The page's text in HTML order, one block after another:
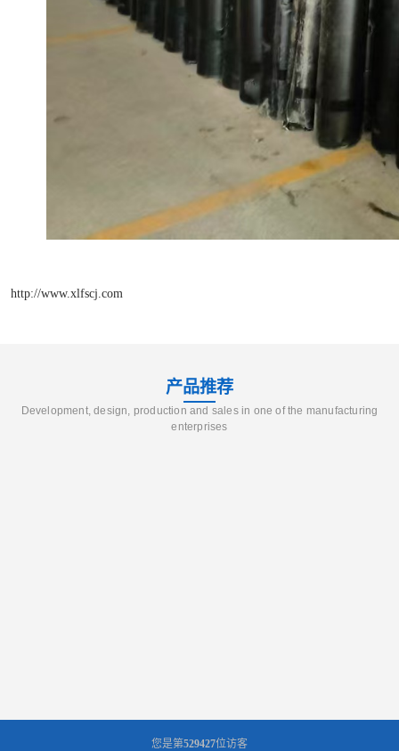
http://www.xlfscj.com
产品推荐
Development, design, production and sales in one of the manufacturing
enterprises
您是第529427位访客